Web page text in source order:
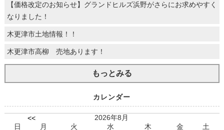
【価格改定のお知らせ】グランドヒルズ浜野がさらにお求めやすく
なりました！
木更津市土地情報！！
木更津市高柳 売地あります！
もっとみる
カレンダー
<<
2026年8月
日
月 火 水 木 金 土